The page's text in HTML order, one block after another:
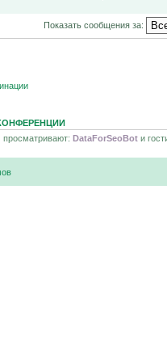
Показать сообщения за:
DataForSeoBot и